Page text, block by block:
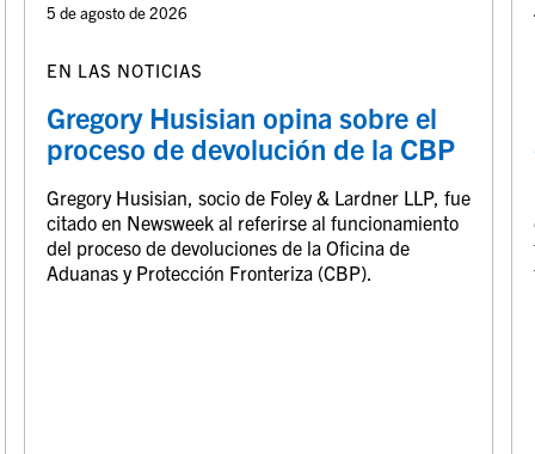
5 de agosto de 2026
EN LAS NOTICIAS
Gregory Husisian opina sobre el
proceso de devolución de la CBP
Gregory Husisian, socio de Foley & Lardner LLP, fue
citado en Newsweek al referirse al funcionamiento
del proceso de devoluciones de la Oficina de
Aduanas y Protección Fronteriza (CBP).